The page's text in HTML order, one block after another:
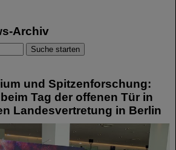
Archiv
und Spitzenforschung:
Tag der offenen Tür in
Landesvertretung in Berlin